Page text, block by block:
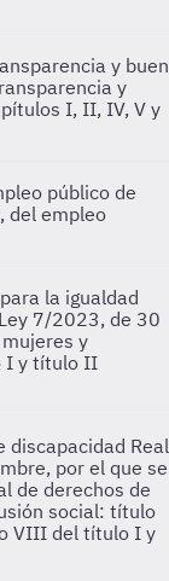
y buen
y
I, II, IV, V y
público de
del empleo
la igualdad
Ley 7/2023, de 30
y
I y título II
discapacidad Real
por el que se
de derechos de
social: título
VIII del título I y